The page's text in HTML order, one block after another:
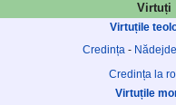
Virtuți
Virtuțile
Credința -
Credința la
Virtuțile